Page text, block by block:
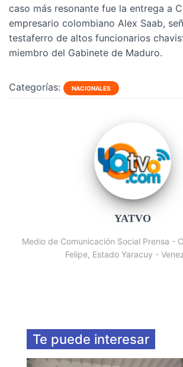
caso más resonante fue la entrega a
empresario colombiano Alex Saab,
testaferro de altos funcionarios
miembro del Gabinete de Maduro.
Categorías: NACIONALES
YATVO
Medio de Comunicación Social Prensa -
Felipe, Estado Yaracuy -
Te puede interesar